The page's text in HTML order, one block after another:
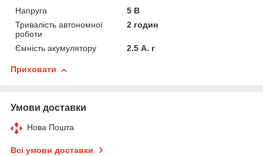
Напруга
5 В
Тривалість автономної
роботи
2 годин
Ємність акумулятору 2.5 А. г
Приховати
Умови доставки
Нова Пошта
Всі умови доставки